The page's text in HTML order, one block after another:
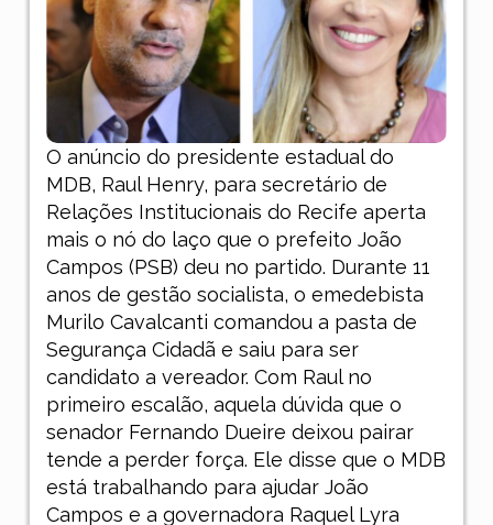
O anúncio do presidente estadual do
MDB, Raul Henry, para secretário de
Relações Institucionais do Recife aperta
mais o nó do laço que o prefeito João
Campos (PSB) deu no partido. Durante 11
anos de gestão socialista, o emedebista
Murilo Cavalcanti comandou a pasta de
Segurança Cidadã e saiu para ser
candidato a vereador. Com Raul no
primeiro escalão, aquela dúvida que o
senador Fernando Dueire deixou pairar
tende a perder força. Ele disse que o MDB
está trabalhando para ajudar João
Campos e a governadora Raquel Lyra